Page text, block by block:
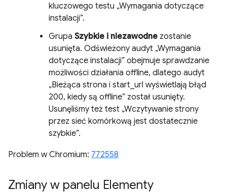
kluczowego testu „Wymagania dotyczące
instalacji”.
Grupa Szybkie i niezawodne zostanie
usunięta. Odświeżony audyt „Wymagania
dotyczące instalacji” obejmuje sprawdzanie
możliwości działania offline, dlatego audyt
„Bieżąca strona i start_url wyświetlają błąd
200, kiedy są offline” został usunięty.
Usunęliśmy też test „Wczytywanie strony
przez sieć komórkową jest dostatecznie
szybkie”.
Problem w Chromium: 772558
Zmiany w panelu Elementy